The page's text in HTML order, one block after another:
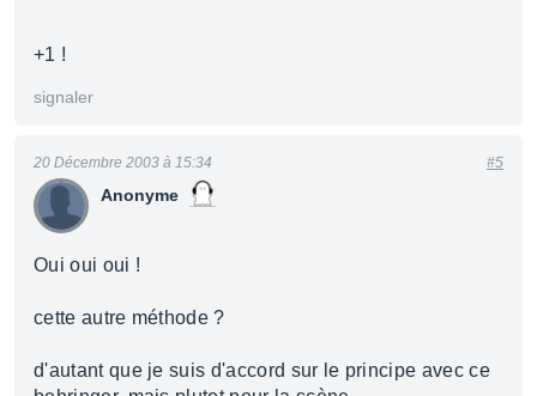
+1 !
signaler
Anonyme
20 Décembre 2003 à 15:34 #5
Oui oui oui !
cette autre méthode ?
d'autant que je suis d'accord sur le principe avec ce